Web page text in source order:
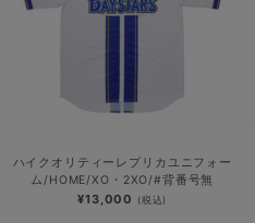
ハイクオリティーレプリカユニフォー
ム/HOME/XO・2XO/#背番号無
¥13,000 (税込)